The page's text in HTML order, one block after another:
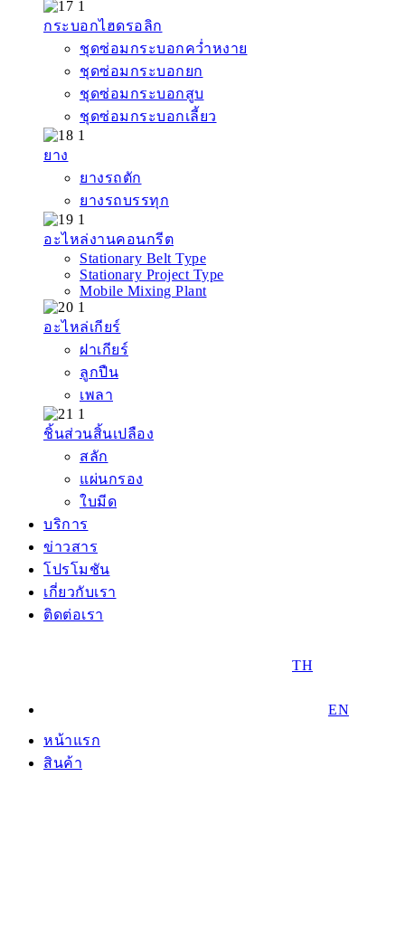
กระบอกไฮดรอลิก
ชุดซ่อมกระบอกคว่ำหงาย
ชุดซ่อมกระบอกยก
ชุดซ่อมกระบอกสูบ
ชุดซ่อมกระบอกเลี้ยว
ยาง
ยางรถตัก
ยางรถบรรทุก
อะไหล่งานคอนกรีต
Stationary Belt Type
Stationary Project Type
Mobile Mixing Plant
อะไหล่เกียร์
ฝาเกียร์
ลูกปืน
เพลา
ชิ้นส่วนสิ้นเปลือง
สลัก
แผ่นกรอง
ใบมีด
บริการ
ข่าวสาร
โปรโมชัน
เกี่ยวกับเรา
ติดต่อเรา
TH
EN
หน้าแรก
สินค้า